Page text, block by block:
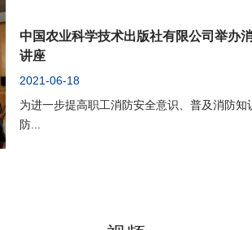
中国农业科学技术出版社有限公司举办
讲座
2021-06-18
为进一步提高职工消防安全意识、普及消防知
防...